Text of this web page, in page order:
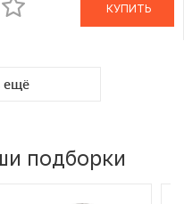
КУПИТЬ
ещё
подборки